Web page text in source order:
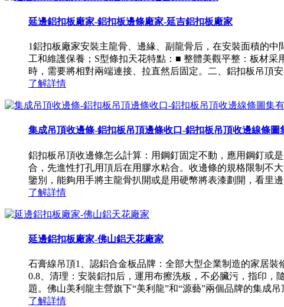
延邊鋁扣板廠家-鋁扣板邊條廠家-延吉鋁扣板廠家
1鋁扣板廠家安裝主龍骨、邊緣、副龍骨后，在安裝面積的
工和維護保養；S型條扣天花特點：■ 整體美觀平整：板材
時，需要將相對兩端連接、拉直然后固定。二、鋁扣板吊頂
了解詳情
集成吊頂收邊條-鋁扣板吊頂邊條收口-鋁扣板吊頂收邊線條圖
鋁扣板吊頂收邊條怎么計算：用鋼釘固定不動，應用鋼釘或
合，先進性打孔用頂后在用膠水粘合。收邊條的規格限制不
鑒別，能夠用手將主龍骨扒開或是用硬幣將表漆劃開，看里
了解詳情
延邊鋁扣板廠家-佛山鋁天花廠家
石膏線吊頂1、認鋁合金板品牌：全部大型企業制造的家居
0.8、清理：安裝鋁扣后，運用布擦洗板，不必臟污，指印
題。佛山美利龍主營旗下“美利龍”和“源藝”兩個品牌的集成
了解詳情